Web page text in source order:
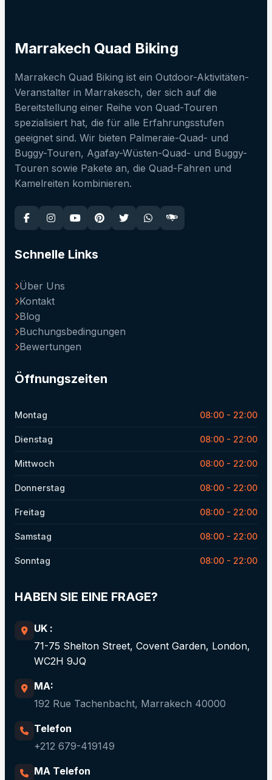
Marrakech Quad Biking
Marrakech Quad Biking ist ein Outdoor-Aktivitäten-
Veranstalter in Marrakesch, der sich auf die
Bereitstellung einer Reihe von Quad-Touren
spezialisiert hat, die für alle Erfahrungsstufen
geeignet sind. Wir bieten Palmeraie-Quad- und
Buggy-Touren, Agafay-Wüsten-Quad- und Buggy-
Touren sowie Pakete an, die Quad-Fahren und
Kamelreiten kombinieren.
Schnelle Links
Über Uns
Kontakt
Blog
Buchungsbedingungen
Bewertungen
Öffnungszeiten
Montag 08:00 - 22:00
Dienstag 08:00 - 22:00
Mittwoch 08:00 - 22:00
Donnerstag 08:00 - 22:00
Freitag 08:00 - 22:00
Samstag 08:00 - 22:00
Sonntag 08:00 - 22:00
HABEN SIE EINE FRAGE?
UK :
71-75 Shelton Street, Covent Garden, London,
WC2H 9JQ
MA:
192 Rue Tachenbacht, Marrakech 40000
Telefon
+212 679-419149
MA Telefon